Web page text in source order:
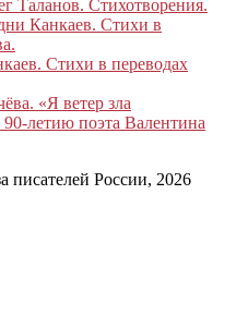
Таланов. Стихотворения.
Канкаев. Стихи в
Стихи в переводах
«Я ветер зла
летию поэта Валентина
писателей России, 2026